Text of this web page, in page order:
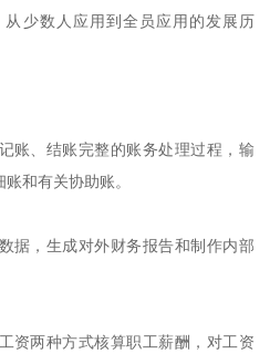
少数人应用到全员应用的发展历
账、结账完整的账务处理过程，输
和有关协助账。
据，生成对外财务报告和制作内部
资两种方式核算职工薪酬，对工资